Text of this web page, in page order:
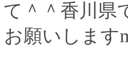
＾＾香川県
願いします